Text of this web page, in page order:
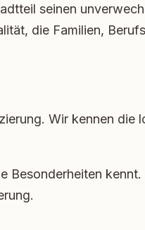
seinen
die Familien,
Wir kennen die
Besonderheiten